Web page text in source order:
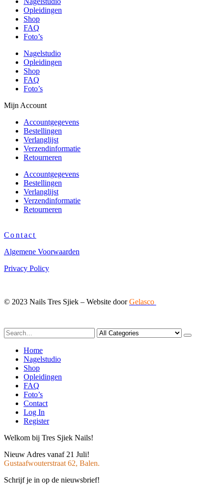
Opleidingen
Shop
FAQ
Foto’s
Nagelstudio
Opleidingen
Shop
FAQ
Foto’s
Mijn Account
Accountgegevens
Bestellingen
Verlanglijst
Verzendinformatie
Retourneren
Accountgegevens
Bestellingen
Verlanglijst
Verzendinformatie
Retourneren
Contact
Algemene Voorwaarden
Privacy Policy
© 2023 Nails Tres Sjiek – Website doorGelasco
Home
Nagelstudio
Shop
Opleidingen
FAQ
Foto’s
Contact
Log In
Register
Welkom bij Tres Sjiek Nails!
Nieuw Adres vanaf 21 Juli!
Gustaafwouterstraat 62, Balen.
Schrijf je in op de nieuwsbrief!